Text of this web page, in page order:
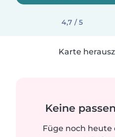
4,7 / 5
Karte
Keine
Füge noch